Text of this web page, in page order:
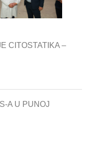
CITOSTATIKA –
A U PUNOJ